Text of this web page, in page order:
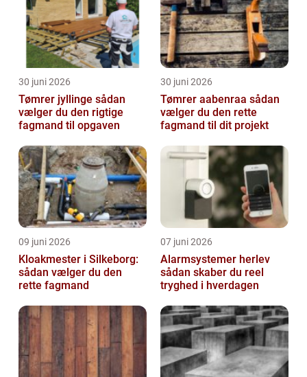
30 juni 2026
Tømrer jyllinge sådan
vælger du den rigtige
fagmand til opgaven
30 juni 2026
Tømrer aabenraa sådan
vælger du den rette
fagmand til dit projekt
09 juni 2026
Kloakmester i Silkeborg:
sådan vælger du den
rette fagmand
07 juni 2026
Alarmsystemer herlev
sådan skaber du reel
tryghed i hverdagen